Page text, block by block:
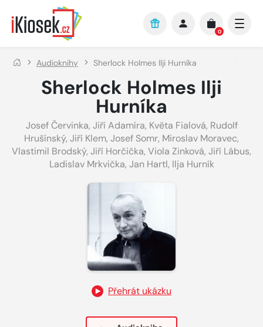
Přejít na hlavní obsah
0
Audioknihy Sherlock Holmes Ilji Hurníka
Sherlock Holmes Ilji
Hurníka
Josef Červinka, Jiří Adamíra, Květa Fialová, Rudolf
Hrušínský, Jiří Klem, Josef Somr, Miroslav Moravec,
Vlastimil Brodský, Jiří Horčička, Viola Zinková, Jiří Lábus,
Ladislav Mrkvička, Jan Hartl, Ilja Hurník
Přehrát ukázku